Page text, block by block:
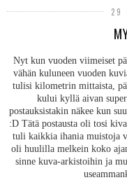
29
Nyt kun vuoden viimeiset
vähän kuluneen vuoden
tulisi kilometrin mittaista,
kului kyllä aivan
postauksistakin näkee kun
:D Tätä postausta oli tosi
tuli kaikkia ihania muistoja
oli huulilla melkein koko
sinne kuva-arkistoihin ja